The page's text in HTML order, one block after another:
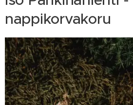
nappikorvakoru